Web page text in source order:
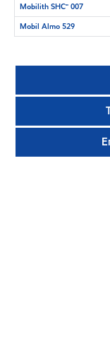
Mobilith SHC🅪 007
Mobil Almo 529